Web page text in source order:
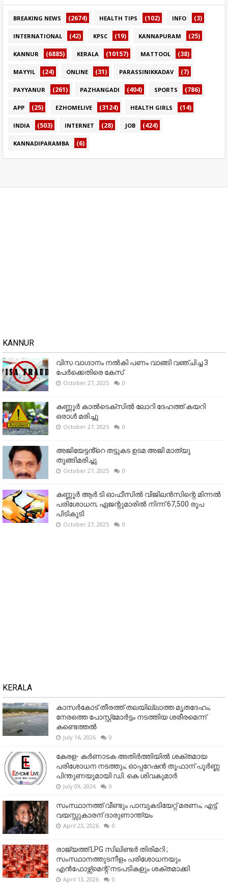
BREAKING NEWS (2674) HEALTH TIPS (102) INFO (3)
INTERNATIONAL (42) KPSC (19) KANNAPURAM (25)
KANNUR (6885) KERALA (10157) MATTOOL (38)
MAYYIL (24) ONLINE (31) PARASSINIKKADAV (7)
PAYYANUR (261) PAZHANGADI (404) SPORTS (786)
APP (25) EZHOMELIVE (3124) HEALTH GIRLS (14)
INDIA (503) INTERNET (28) JOB (424)
KANNADIPARAMBA (6)
KANNUR
വിസ വാഗ്ദാനം നൽകി പണം വാങ്ങി വഞ്ചിച്ച 3
പേർക്കെതിരെ കേസ്
October 27, 2025 0
കണ്ണൂര്‍ കാല്‍ടെക്‌സില്‍ ലോറി ദേഹത്ത് കയറി
ഒരാള്‍ മരിച്ചു
October 27, 2025 0
അജിയേട്ടൻ്റെ തട്ടുകട ഉടമ അജി മാത്യു
തൂങ്ങിമരിച്ചു.
October 27, 2025 0
കണ്ണൂര്‍ ആര്‍.ടി ഓഫീസില്‍ വിജിലൻസിന്റെ മിന്നല്‍
പരിശോധന; ഏജന്റുമാരില്‍ നിന്ന് 67,500 രൂപ
പിടികൂടി
October 27, 2025 0
KERALA
കാസർകോട് തീരത്ത് തലയില്ലാത്ത മൃതദേഹം;
നേരത്തെ പോസ്റ്റ്‌മോർട്ടം നടത്തിയ ശരീരമെന്ന്
കണ്ടെത്തൽ
July 16, 2026 0
കേരള- കർണാടക അതിർത്തിയിൽ ശക്തമായ
പരിശോധന നടത്തും; ഓപ്പറേഷൻ തൂഫാന് പൂർണ്ണ
പിന്തുണയുമായി ഡി. കെ ശിവകുമാർ
July 09, 2026 0
സംസ്ഥാനത്ത് വീണ്ടും പാമ്പുകടിയേറ്റ് മരണം; എട്ട്
വയസ്സുകാരന് ദാരുണാന്ത്യം
April 23, 2026 0
രാജ്യത്ത് LPG സിലിണ്ടർ തിരിമറി ;
സംസ്ഥാനത്തുടനീളം പരിശോധനയും
എൻഫോഴ്സ്മെന്റ് നടപടികളും ശക്തമാക്കി
April 13, 2026 0